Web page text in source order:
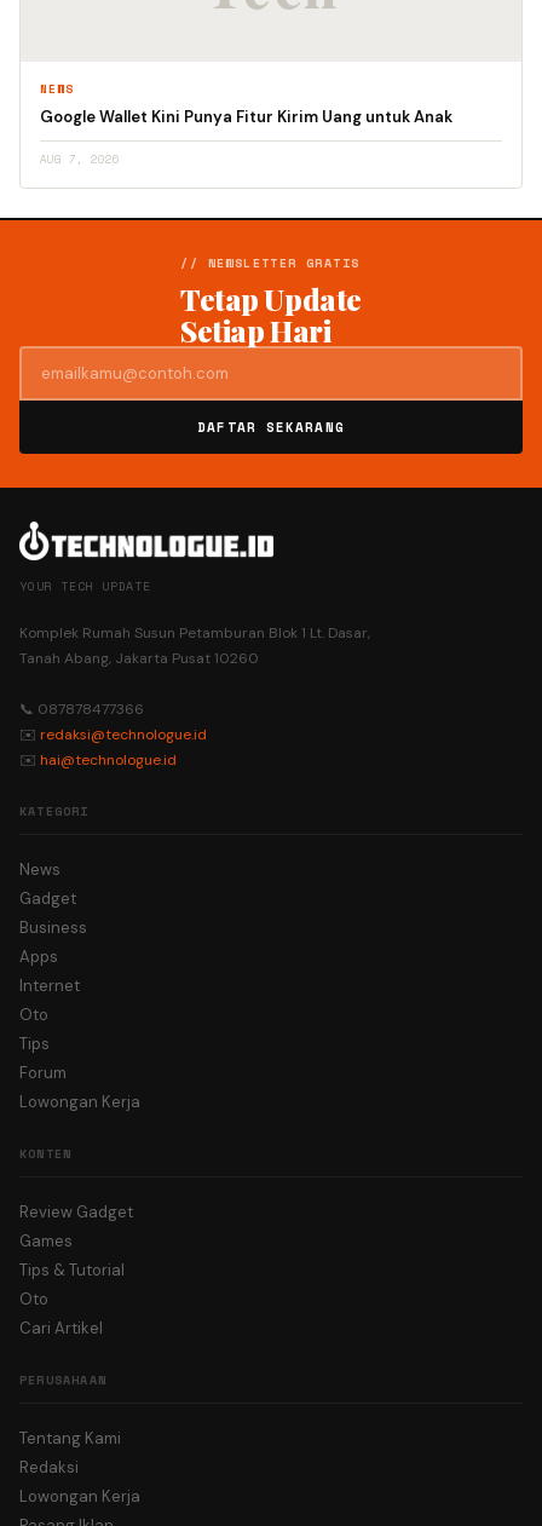
NEWS
Google Wallet Kini Punya Fitur Kirim Uang untuk Anak
AUG 7, 2026
// NEWSLETTER GRATIS
Tetap Update
Setiap Hari
DAFTAR SEKARANG
YOUR TECH UPDATE
Komplek Rumah Susun Petamburan Blok 1 Lt. Dasar,
Tanah Abang, Jakarta Pusat 10260
📞 087878477366
✉️ redaksi@technologue.id
✉️ hai@technologue.id
KATEGORI
News
Gadget
Business
Apps
Internet
Oto
Tips
Forum
Lowongan Kerja
KONTEN
Review Gadget
Games
Tips & Tutorial
Oto
Cari Artikel
PERUSAHAAN
Tentang Kami
Redaksi
Lowongan Kerja